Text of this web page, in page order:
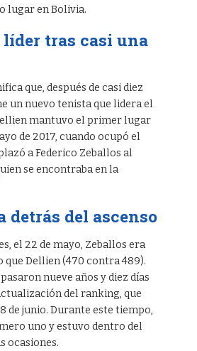
lugar en Bolivia.
tras casi una
que, después de casi diez
un nuevo tenista que lidera el
mantuvo el primer lugar
de 2017, cuando ocupó el
a Federico Zeballos al
se encontraba en la
detrás del ascenso
el 22 de mayo, Zeballos era
que Dellien (470 contra 489).
nueve años y diez días
del ranking, que
de junio. Durante este tiempo,
uno y estuvo dentro del
ocasiones.